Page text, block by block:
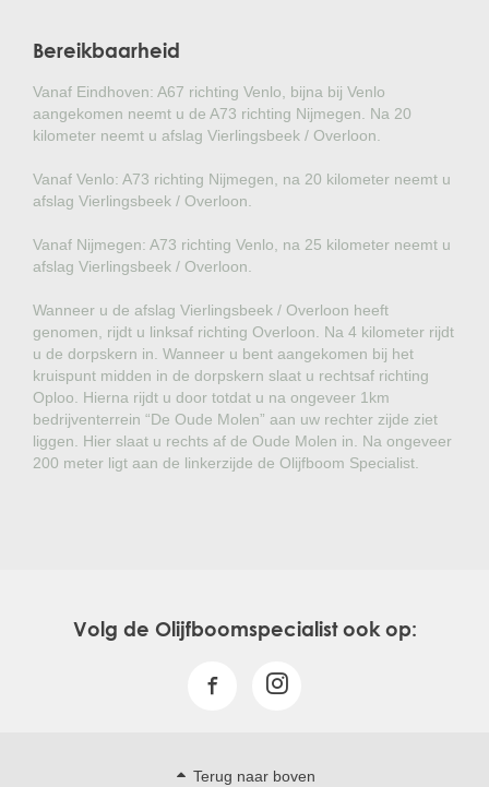
Bereikbaarheid
Vanaf Eindhoven: A67 richting Venlo, bijna bij Venlo
aangekomen neemt u de A73 richting Nijmegen. Na 20
kilometer neemt u afslag Vierlingsbeek / Overloon.
Vanaf Venlo: A73 richting Nijmegen, na 20 kilometer neemt u
afslag Vierlingsbeek / Overloon.
Vanaf Nijmegen: A73 richting Venlo, na 25 kilometer neemt u
afslag Vierlingsbeek / Overloon.
Wanneer u de afslag Vierlingsbeek / Overloon heeft
genomen, rijdt u linksaf richting Overloon. Na 4 kilometer rijdt
u de dorpskern in. Wanneer u bent aangekomen bij het
kruispunt midden in de dorpskern slaat u rechtsaf richting
Oploo. Hierna rijdt u door totdat u na ongeveer 1km
bedrijventerrein “De Oude Molen” aan uw rechter zijde ziet
liggen. Hier slaat u rechts af de Oude Molen in. Na ongeveer
200 meter ligt aan de linkerzijde de Olijfboom Specialist.
Volg de Olijfboomspecialist ook op:
Terug naar boven